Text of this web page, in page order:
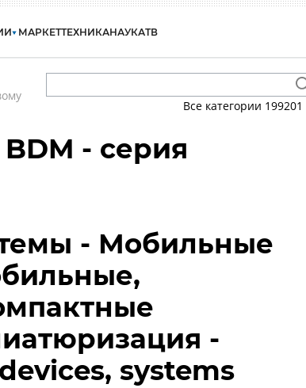
МАРКЕТТЕХНИКАНАУКАТВ
Все категории 199201
- серия
- Мобильные
-
systems